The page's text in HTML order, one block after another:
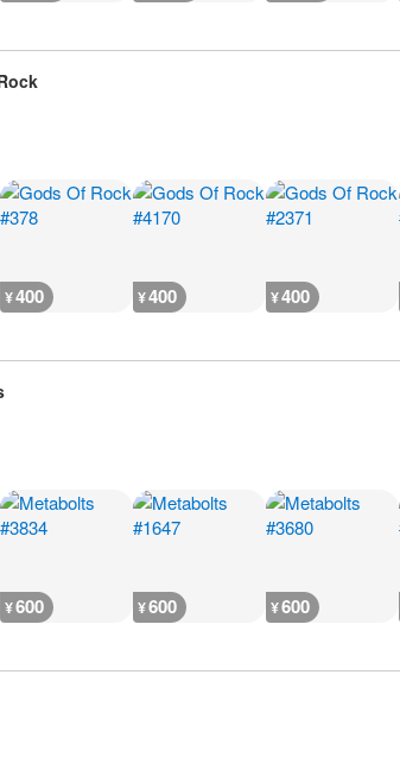
¥400 ¥400 ¥400
¥600 ¥600 ¥600